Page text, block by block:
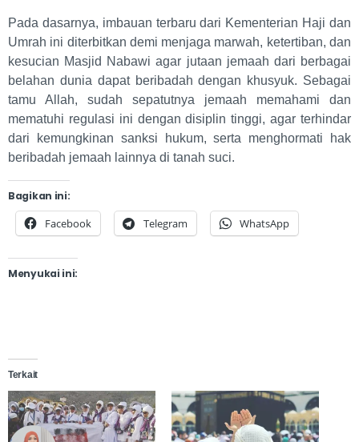
Pada dasarnya, imbauan terbaru dari Kementerian Haji dan
Umrah ini diterbitkan demi menjaga marwah, ketertiban, dan
kesucian Masjid Nabawi agar jutaan jemaah dari berbagai
belahan dunia dapat beribadah dengan khusyuk. Sebagai
tamu Allah, sudah sepatutnya jemaah memahami dan
mematuhi regulasi ini dengan disiplin tinggi, agar terhindar
dari kemungkinan sanksi hukum, serta menghormati hak
beribadah jemaah lainnya di tanah suci.
Bagikan ini:
Facebook Telegram WhatsApp
Menyukai ini:
Terkait